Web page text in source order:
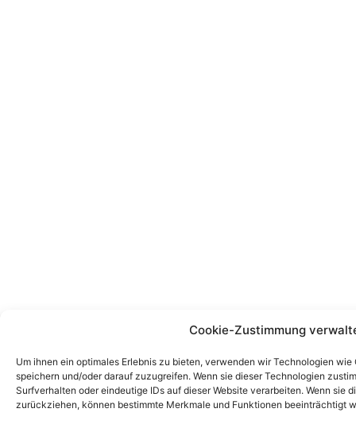
Cookie-Zustimmung
Um ihnen ein optimales Erlebnis zu bieten, verwenden wir Technologien
speichern und/oder darauf zuzugreifen. Wenn sie dieser Technologien
Surfverhalten oder eindeutige IDs auf dieser Website verarbeiten. Wenn sie
zurückziehen, können bestimmte Merkmale und Funktionen beeinträchtigt